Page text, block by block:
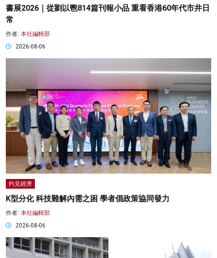
書展2026｜從劉以鬯814篇刊報小品 重看香港60年代市井日
常
作者: 本社編輯部
2026-08-06
灼見經濟
K型分化 科技難解內需之困 學者倡政策協同發力
作者: 本社編輯部
2026-08-06